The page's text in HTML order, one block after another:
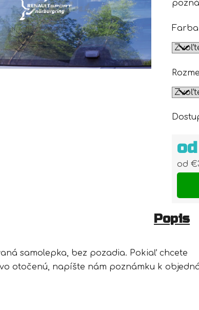
Farba
od
od
Popis
samolepka, bez pozadia. Pokiaľ chcete
otočenú, napíšte nám poznámku k